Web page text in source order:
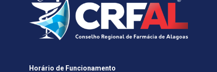
Horário de Funcionamento